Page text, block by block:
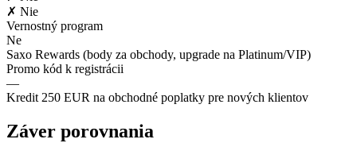
✗ Nie
Vernostný program
Ne
Saxo Rewards (body za obchody, upgrade na Platinum/VIP)
Promo kód k registrácii
—
Kredit 250 EUR na obchodné poplatky pre nových klientov
Záver porovnania